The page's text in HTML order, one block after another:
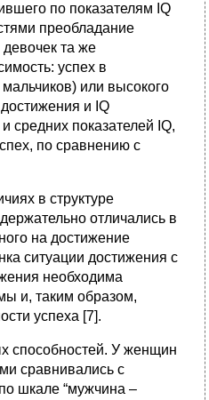
по показателям IQ
преобладание
та же
успех в
или высокого
и IQ
средних показателей IQ,
по сравнению с
в структуре
отличались в
на достижение
ситуации достижения с
необходима
и, таким образом,
успеха [7].
способностей. У женщин
сравнивались с
шкале “мужчина –